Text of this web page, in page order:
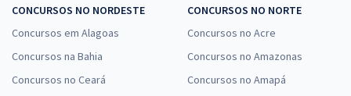
CONCURSOS NO NORDESTE
Concursos em Alagoas
Concursos na Bahia
Concursos no Ceará
CONCURSOS NO NORTE
Concursos no Acre
Concursos no Amazonas
Concursos no Amapá